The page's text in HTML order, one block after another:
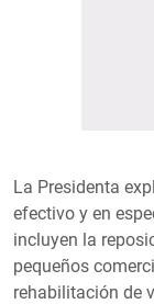
La Presidenta
efectivo y en
incluyen la
pequeños
rehabilitación de